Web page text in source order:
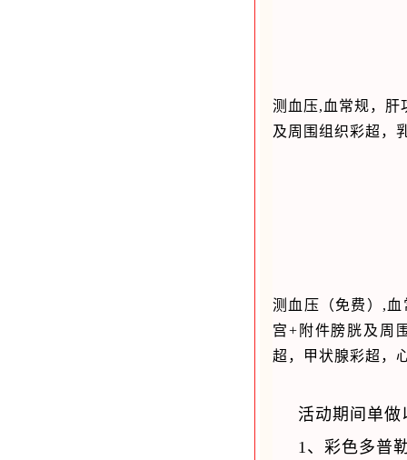
测血压,血常规，肝
及周围组织彩超，
测血压（免费）,
宫+附件膀胱及周
超，
甲状腺彩超，
活动期间单
1、彩色多普